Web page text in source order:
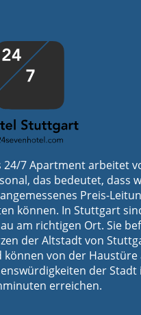
24/7 Apartment arbeitet
das bedeutet, dass
Preis-
können. In Stuttgart
am richtigen Ort. Sie
der Altstadt von
können von der Haustüre
der Stadt
erreichen.